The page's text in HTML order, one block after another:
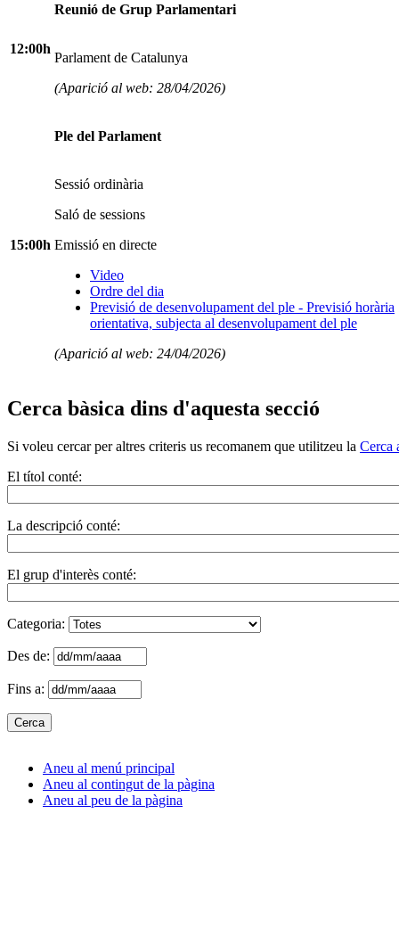
12:00h
Reunió de Grup Parlamentari
Parlament de Catalunya
(Aparició al web: 28/04/2026)
15:00h
Ple del Parlament
Sessió ordinària
Saló de sessions
Emissió en directe
Video
Ordre del dia
Previsió de desenvolupament del ple - Previsió horària
orientativa, subjecta al desenvolupament del ple
(Aparició al web: 24/04/2026)
Cerca bàsica dins d'aquesta secció
Si voleu cercar per altres criteris us recomanem que utilitzeu la Cerca
El títol conté:
La descripció conté:
El grup d'interès conté:
Categoria:
Des de:
Fins a:
Aneu al menú principal
Aneu al contingut de la pàgina
Aneu al peu de la pàgina